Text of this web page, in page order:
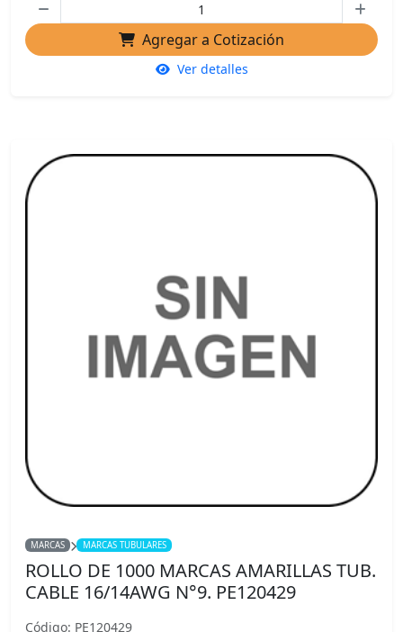
Agregar a Cotización
Ver detalles
MARCAS MARCAS TUBULARES
ROLLO DE 1000 MARCAS AMARILLAS TUB.
CABLE 16/14AWG N°9. PE120429
Código: PE120429